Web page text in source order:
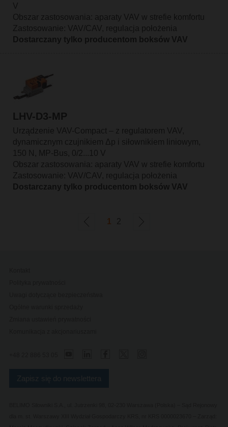
V
Obszar zastosowania: aparaty VAV w strefie komfortu
Zastosowanie: VAV/CAV, regulacja położenia
Dostarczany tylko producentom boksów VAV
LHV-D3-MP
Urządzenie VAV-Compact – z regulatorem VAV,
dynamicznym czujnikiem Δp i siłownikiem liniowym,
150 N, MP-Bus, 0/2...10 V
Obszar zastosowania: aparaty VAV w strefie komfortu
Zastosowanie: VAV/CAV, regulacja położenia
Dostarczany tylko producentom boksów VAV
1 2